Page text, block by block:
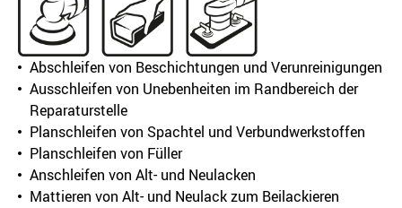
Abschleifen von Beschichtungen und Verunreinigungen
Ausschleifen von Unebenheiten im Randbereich der
Reparaturstelle
Planschleifen von Spachtel und Verbundwerkstoffen
Planschleifen von Füller
Anschleifen von Alt- und Neulacken
Mattieren von Alt- und Neulack zum Beilackieren